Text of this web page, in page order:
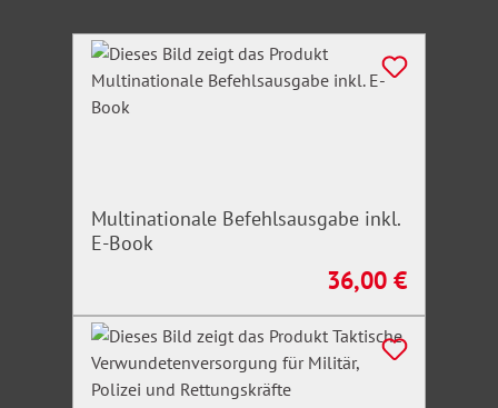
Produktgalerie überspringen
Multinationale Befehlsausgabe inkl.
E-Book
Regulärer Preis:
36,00 €